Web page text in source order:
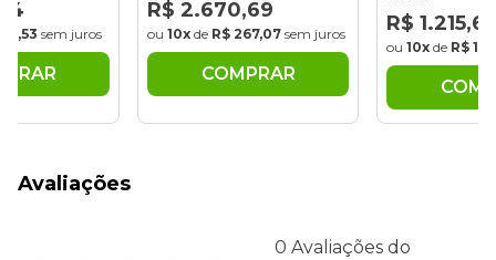
sem juros
R$ 2.670,69
ou 10x de R$ 267,07 sem juros
COMPRAR
R$ 1.215,63
ou 10x de R$
Avaliações
0 Avaliações do